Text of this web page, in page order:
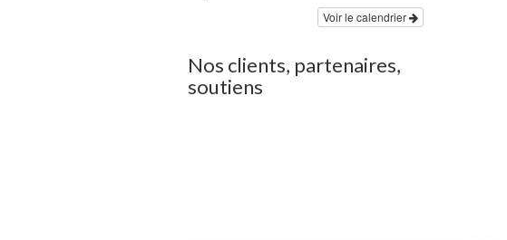
Voir le calendrier
Nos clients, partenaires,
soutiens